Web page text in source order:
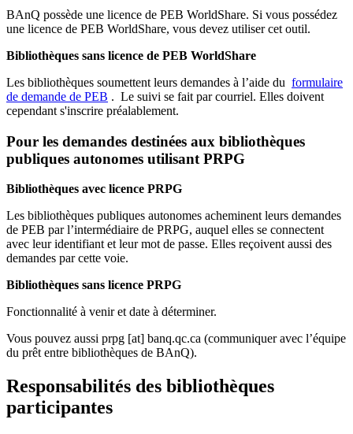
BAnQ possède une licence de PEB WorldShare. Si vous possédez
une licence de PEB WorldShare, vous devez utiliser cet outil.
Bibliothèques sans licence de PEB WorldShare
Les bibliothèques soumettent leurs demandes à l’aide du formulaire
de demande de PEB . Le suivi se fait par courriel. Elles doivent
cependant s'inscrire préalablement.
Pour les demandes destinées aux bibliothèques
publiques autonomes utilisant PRPG
Bibliothèques avec licence PRPG
Les bibliothèques publiques autonomes acheminent leurs demandes
de PEB par l’intermédiaire de PRPG, auquel elles se connectent
avec leur identifiant et leur mot de passe. Elles reçoivent aussi des
demandes par cette voie.
Bibliothèques sans licence PRPG
Fonctionnalité à venir et date à déterminer.
Vous pouvez aussi prpg [at] banq.qc.ca (communiquer avec l’équipe
du prêt entre bibliothèques de BAnQ).
Responsabilités des bibliothèques
participantes